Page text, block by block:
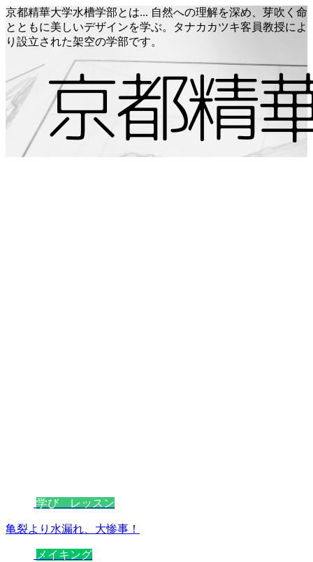
京都精華大学水槽学部とは... 自然への理解を深め、芽吹く命
とともに美しいデザインを学ぶ。タナカカツキ客員教授によ
り設立された架空の学部です。
学び レッスン
亀裂より水漏れ、大惨事！
メイキング